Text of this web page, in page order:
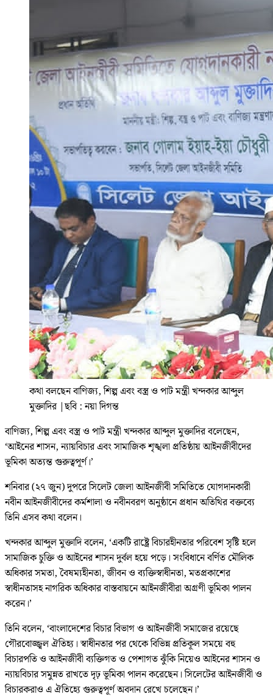
কথা বলছেন বাণিজ্য, শিল্প এবং বস্ত্র ও পাট মন্ত্রী খন্দকার আব্দুল
মুক্তাদির |ছবি : নয়া দিগন্ত
বাণিজ্য, শিল্প এবং বস্ত্র ও পাট মন্ত্রী খন্দকার আব্দুল মুক্তাদির বলেছেন,
‘আইনের শাসন, ন্যায়বিচার এবং সামাজিক শৃঙ্খলা প্রতিষ্ঠায় আইনজীবীদের
ভূমিকা অত্যন্ত গুরুত্বপূর্ণ।’
শনিবার (২৭ জুন) দুপরে সিলেট জেলা আইনজীবী সমিতিতে যোগদানকারী
নবীন আইনজীবীদের কর্মশালা ও নবীনবরণ অনুষ্ঠানে প্রধান অতিথির বক্তব্যে
তিনি এসব কথা বলেন।
খন্দকার আব্দুল মুক্তাদি বলেন, ‘একটি রাষ্ট্রে বিচারহীনতার পরিবেশ সৃষ্টি হলে
সামাজিক চুক্তি ও আইনের শাসন দুর্বল হয়ে পড়ে। সংবিধানে বর্ণিত মৌলিক
অধিকার সমতা, বৈষম্যহীনতা, জীবন ও ব্যক্তিস্বাধীনতা, মতপ্রকাশের
স্বাধীনতাসহ নাগরিক অধিকার বাস্তবায়নে আইনজীবীরা অগ্রণী ভূমিকা পালন
করেন।’
তিনি বলেন, ‘বাংলাদেশের বিচার বিভাগ ও আইনজীবী সমাজের রয়েছে
গৌরবোজ্জ্বল ঐতিহ্য। স্বাধীনতার পর থেকে বিভিন্ন প্রতিকূল সময়ে বহু
বিচারপতি ও আইনজীবী ব্যক্তিগত ও পেশাগত ঝুঁকি নিয়েও আইনের শাসন ও
ন্যায়বিচার সমুন্নত রাখতে দৃঢ় ভূমিকা পালন করেছেন। সিলেটের আইনজীবী ও
বিচারকরাও এ ঐতিহ্যে গুরুত্বপূর্ণ অবদান রেখে চলেছেন।’